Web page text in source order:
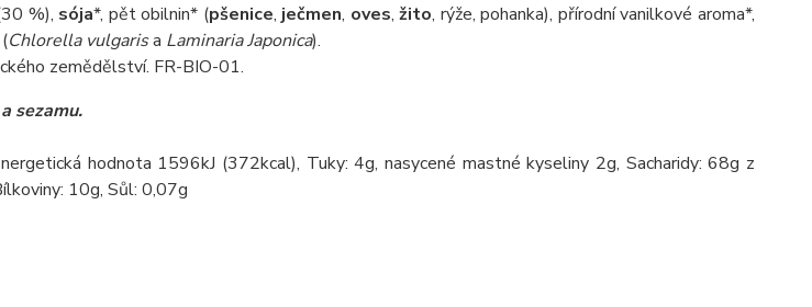
%), sója*, pět obilnin* (pšenice, ječmen, oves,žito, rýže, pohanka), přírodní vanilkové aroma*,
Chlorella vulgarisa Laminaria Japonica).
zemědělství. FR-BIO-01.
sezamu.
hodnota 1596kJ (372kcal), Tuky: 4g, nasycené mastné kyseliny 2g, Sacharidy: 68g z
10g, Sůl: 0,07g